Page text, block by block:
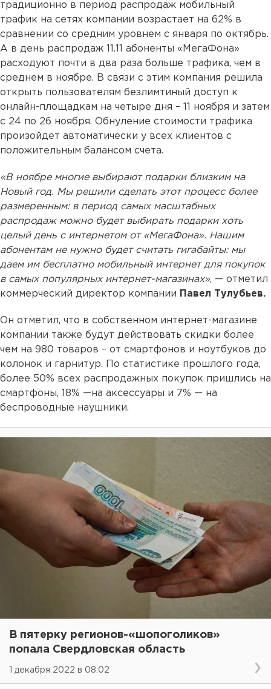
традиционно в период распродаж мобильный
трафик на сетях компании возрастает на 62% в
сравнении со средним уровнем с января по октябрь.
А в день распродаж 11.11 абоненты «МегаФона»
расходуют почти в два раза больше трафика, чем в
среднем в ноябре. В связи с этим компания решила
открыть пользователям безлимтиный доступ к
онлайн-площадкам на четыре дня – 11 ноября и затем
с 24 по 26 ноября. Обнуление стоимости трафика
произойдет автоматически у всех клиентов с
положительным балансом счета.
«В ноябре многие выбирают подарки близким на
Новый год. Мы решили сделать этот процесс более
размеренным: в период самых масштабных
распродаж можно будет выбирать подарки хоть
целый день с интернетом от «МегаФона». Нашим
абонентам не нужно будет считать гигабайты: мы
даем им бесплатно мобильный интернет для покупок
в самых популярных интернет-магазинах», — отметил
коммерческий директор компании
Павел Тулубьев.
Он отметил, что в собственном интернет-магазине
компании также будут действовать скидки более
чем на 980 товаров – от смартфонов и ноутбуков до
колонок и гарнитур. По статистике прошлого года,
более 50% всех распродажных покупок пришлись на
смартфоны, 18% —на аксессуары и 7% — на
беспроводные наушники.
В пятерку регионов-«шопоголиков»
попала Свердловская область
1 декабря 2022 в 08:02